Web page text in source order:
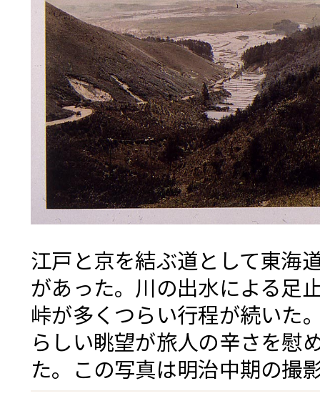
江戸と京を結ぶ道として東海
があった。川の出水による足
峠が多くつらい行程が続いた
らしい眺望が旅人の辛さを慰
た。この写真は明治中期の撮